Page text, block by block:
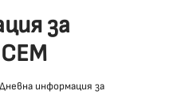
за
СЕМ
Дневна информация за